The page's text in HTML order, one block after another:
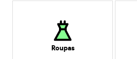
Roupas